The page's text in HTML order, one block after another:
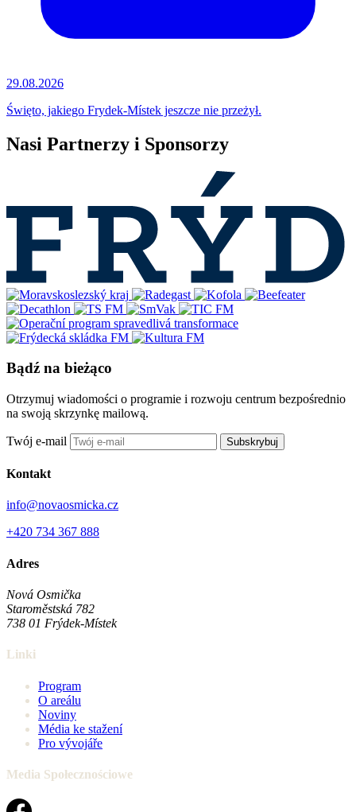
29.08.2026
Święto, jakiego Frydek-Místek jeszcze nie przeżył.
Nasi Partnerzy i Sponsorzy
Bądź na bieżąco
Otrzymuj wiadomości o programie i rozwoju centrum bezpośrednio
na swoją skrzynkę mailową.
Twój e-mail Subskrybuj
Kontakt
info@novaosmicka.cz
+420 734 367 888
Adres
Nová Osmička
Staroměstská 782
738 01 Frýdek-Místek
Linki
Program
O areálu
Noviny
Média ke stažení
Pro vývojáře
Media Społecznościowe